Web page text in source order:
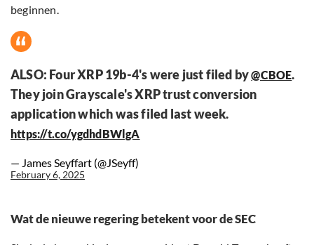
beginnen.
ALSO: Four XRP 19b-4's were just filed by@CBOE.
They join Grayscale's XRP trust conversion
application which was filed last week.
https://t.co/ygdhdBWlgA
— James Seyffart (@JSeyff)
February 6, 2025
Wat de nieuwe regering betekent voor de SEC